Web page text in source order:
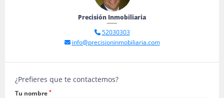
Precisión Inmobiliaria
52030303
info@precisioninmobiliaria.com
¿Prefieres que te contactemos?
Tu nombre *